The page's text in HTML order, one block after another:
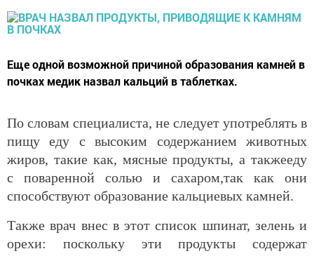
Еще одной возможной причиной образования камней в
почках медик назвал кальций в таблетках.
По словам специалиста, не следует употреблять в
пищу еду с высоким содержанием животных
жиров, такие как, мясные продукты, а такжееду
с поваренной солью и сахаром,так как они
способствуют образование кальциевых камней.
Также врач внес в этот список шпинат, зелень и
орехи: поскольку эти продукты содержат